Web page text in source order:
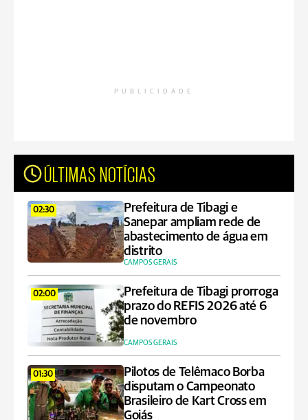
PUBLICIDADE
ÚLTIMAS NOTÍCIAS
02:30
Prefeitura de Tibagi e
Sanepar ampliam rede de
abastecimento de água em
distrito
CAMPOS GERAIS
02:00
Prefeitura de Tibagi prorroga
prazo do REFIS 2026 até 6
de novembro
CAMPOS GERAIS
01:30
Pilotos de Telêmaco Borba
disputam o Campeonato
Brasileiro de Kart Cross em
Goiás